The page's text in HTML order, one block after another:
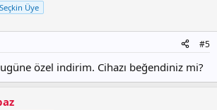
Seçkin Üye
#5
özel indirim. Cihazı beğendiniz mi?